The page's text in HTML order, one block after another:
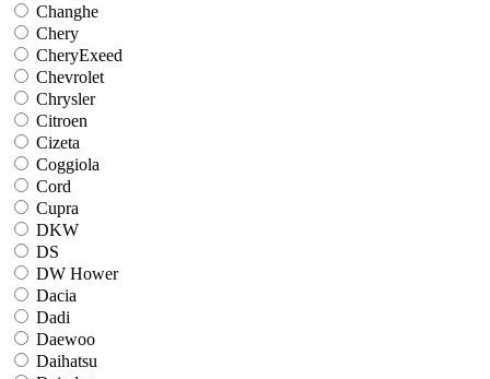
Changhe
Chery
CheryExeed
Chevrolet
Chrysler
Citroen
Cizeta
Coggiola
Cord
Cupra
DKW
DS
DW Hower
Dacia
Dadi
Daewoo
Daihatsu